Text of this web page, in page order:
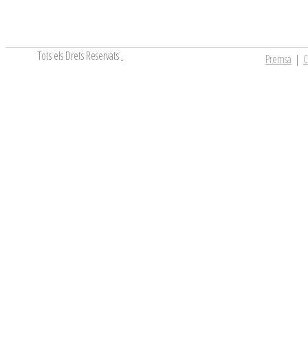
Tots els Drets Reservats. Premsa |